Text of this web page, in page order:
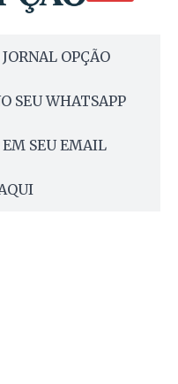
OPÇÃO
SEU WHATSAPP
EM SEU EMAIL